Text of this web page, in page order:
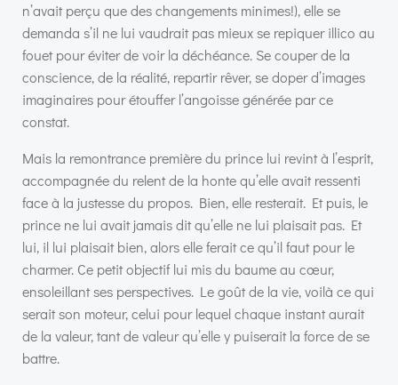
n’avait perçu que des changements minimes!), elle se
demanda s’il ne lui vaudrait pas mieux se repiquer illico au
fouet pour éviter de voir la déchéance. Se couper de la
conscience, de la réalité, repartir rêver, se doper d’images
imaginaires pour étouffer l’angoisse générée par ce
constat.
Mais la remontrance première du prince lui revint à l’esprit,
accompagnée du relent de la honte qu’elle avait ressenti
face à la justesse du propos. Bien, elle resterait. Et puis, le
prince ne lui avait jamais dit qu’elle ne lui plaisait pas. Et
lui, il lui plaisait bien, alors elle ferait ce qu’il faut pour le
charmer. Ce petit objectif lui mis du baume au cœur,
ensoleillant ses perspectives. Le goût de la vie, voilà ce qui
serait son moteur, celui pour lequel chaque instant aurait
de la valeur, tant de valeur qu’elle y puiserait la force de se
battre.